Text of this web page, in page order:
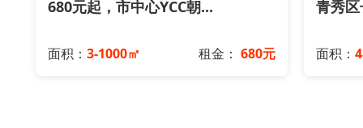
680元起，市中心YCC朝...
面积： 3-1000㎡ 租金： 680元
青秀
面积：